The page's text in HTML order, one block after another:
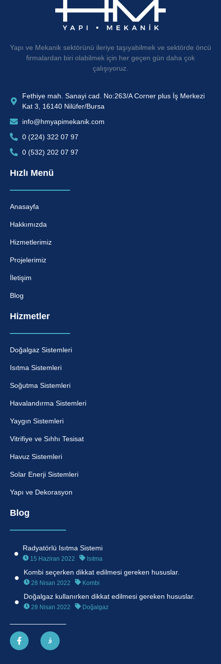
Detaylarını
Yapı ve Mekanik sektörünü ileriye taşıyabilmek ve sektörde öncü
firmalardan biri olabilmek için her geçen gün daha çok
çalışıyoruz.
Fethiye mah. Sanayi cad. No:263/A Corner plus İş Merkezi
Kat 3, 16140 Nilüfer/Bursa
info@hmyapimekanik.com
0 (224) 322 07 97
0 (532) 202 07 97
Hızlı Menü
Anasayfa
Hakkımızda
Hizmetlerimiz
Projelerimiz
İletişim
Blog
Hizmetler
Doğalgaz Sistemleri
Isıtma Sistemleri
Soğutma Sistemleri
Havalandırma Sistemleri
Yaygın Sistemleri
Vitrifiye ve Sıhhı Tesisat
Havuz Sistemleri
Solar Enerji Sistemleri
Yapı ve Dekorasyon
Blog
Radyatörlü Isıtma Sistemi
15 Haziran 2022 Isıtma
Kombi seçerken dikkat edilmesi gereken hususlar.
28 Nisan 2022 Kombi
Doğalgaz kullanırken dikkat edilmesi gereken hususlar.
28 Nisan 2022 Doğalgaz